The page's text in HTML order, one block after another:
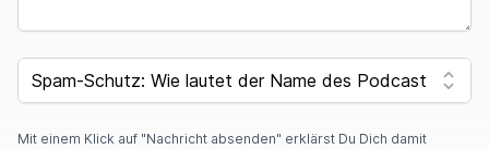
SPAM CAPTCHA
Mit einem Klick auf "Nachricht absenden" erklärst Du Dich damit